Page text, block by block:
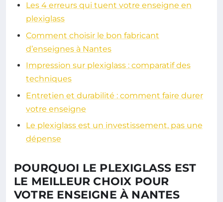
Les 4 erreurs qui tuent votre enseigne en
plexiglass
Comment choisir le bon fabricant
d’enseignes à Nantes
Impression sur plexiglass : comparatif des
techniques
Entretien et durabilité : comment faire durer
votre enseigne
Le plexiglass est un investissement, pas une
dépense
POURQUOI LE PLEXIGLASS EST
LE MEILLEUR CHOIX POUR
VOTRE ENSEIGNE À NANTES